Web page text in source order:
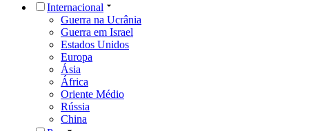
Internacional
Guerra na Ucrânia
Guerra em Israel
Estados Unidos
Europa
Ásia
África
Oriente Médio
Rússia
China